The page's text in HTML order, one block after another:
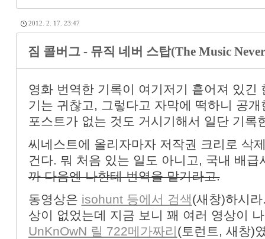
2012. 2. 17. 23:47
짐 콜버그 - 뮤직 네버 스탑(The Music
영화 번역한 기록이 여기저기 흩어져 있긴
기는 귀찮고, 그렇다고 자막에 떡하니 공
포스트가 없는 것도 거시기해서 일단 기록
씨네스트에 올리자마자 저작권 크리로 삭
건다. 뭐 처음 있는 일도 아니고, 국내 배
까 다음엔 나한테 번역을 맡기라고.
동영상은 isohunt 등에서 검색(새창)하시
상이 없었는데 지금 보니 꽤 여러 영상이
UnKnOwN 릴 722메가짜리 (토런트, 새창)
« »